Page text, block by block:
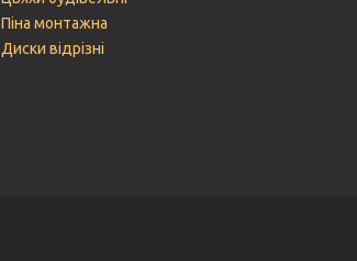
Піна монтажна
Диски відрізні